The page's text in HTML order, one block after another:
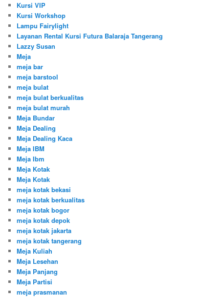
Kursi VIP
Kursi Workshop
Lampu Fairylight
Layanan Rental Kursi Futura Balaraja Tangerang
Lazzy Susan
Meja
meja bar
meja barstool
meja bulat
meja bulat berkualitas
meja bulat murah
Meja Bundar
Meja Dealing
Meja Dealing Kaca
Meja IBM
Meja Ibm
Meja Kotak
Meja Kotak
meja kotak bekasi
meja kotak berkualitas
meja kotak bogor
meja kotak depok
meja kotak jakarta
meja kotak tangerang
Meja Kuliah
Meja Lesehan
Meja Panjang
Meja Partisi
meja prasmanan